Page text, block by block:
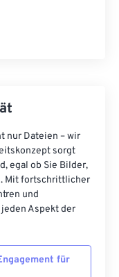
nur Dateien – wir
sorgt
egal ob Sie Bilder,
Mit fortschrittlicher
und
Aspekt der
für